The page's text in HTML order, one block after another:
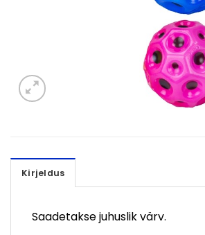
Kirjeldus
Saadetakse juhuslik värv.